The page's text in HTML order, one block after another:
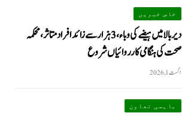
خاص خبریں
دیر بالا میں ہیضے کی وباء، 3 ہزار سے زائد افراد متاثر، محکمہ
صحت کی ہنگامی کارروائیاں شروع
اگست 1, 2026
باہمی تعاون